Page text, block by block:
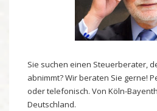
Sie suchen einen Steuerberater,
abnimmt? Wir beraten Sie gerne!
oder telefonisch. Von Köln-
Deutschland.